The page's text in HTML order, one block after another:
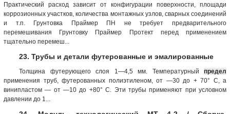
Практический расход зависит от конфигурации поверхности, площади
коррозионных участков, количества монтажных узлов, сварных соединений
и т.п. Грунтовка Праймер ПН не требует предварительного
перемешивания Грунтовку Праймер Протект перед применением
тщательно перемеш...
23. Трубы и детали футерованные и эмалированные
Толщина футерующего слоя 1—4,5 мм. Температурный предел
применения труб, футерованных полиэтиленом, от —30 до + 70° С, а
винипластом — от —10 до +80° С. Эти трубы применяют при условном
давлении до 1...